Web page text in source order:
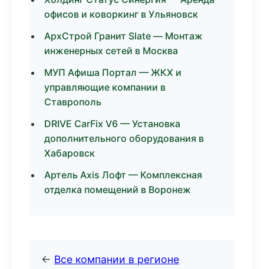
офисов и коворкинг в Ульяновск
АрхСтрой Гранит Slate — Монтаж
инженерных сетей в Москва
МУП Афиша Портал — ЖКХ и
управляющие компании в
Ставрополь
DRIVE CarFix V6 — Установка
дополнительного оборудования в
Хабаровск
Артель Axis Лофт — Комплексная
отделка помещений в Воронеж
← Все компании в регионе